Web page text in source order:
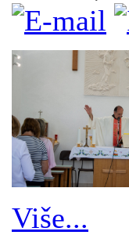
Više...